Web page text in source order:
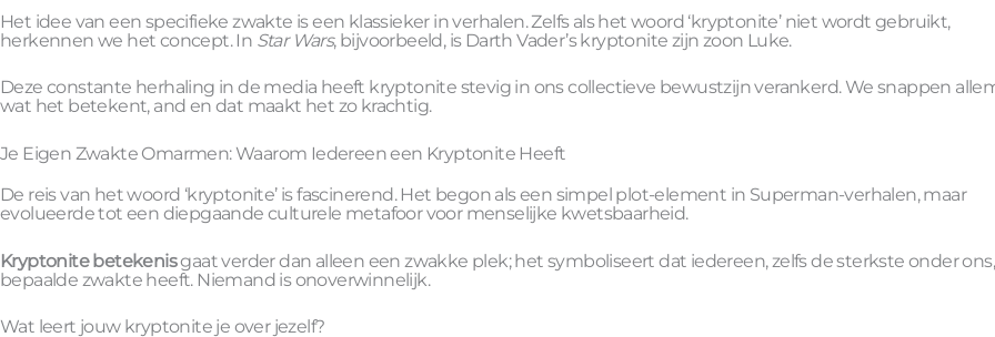
Het idee van een specifieke zwakte is een klassieker in verhalen. Zelfs als het woord ‘kryptonite’ niet wordt gebruikt,
herkennen we het concept. In Star Wars, bijvoorbeeld, is Darth Vader’s kryptonite zijn zoon Luke.
Deze constante herhaling in de media heeft kryptonite stevig in ons collectieve bewustzijn verankerd. We snappen
wat het betekent, and en dat maakt het zo krachtig.
Je Eigen Zwakte Omarmen: Waarom Iedereen een Kryptonite Heeft
De reis van het woord ‘kryptonite’ is fascinerend. Het begon als een simpel plot-element in Superman-verhalen, maar
evolueerde tot een diepgaande culturele metafoor voor menselijke kwetsbaarheid.
Kryptonite betekenisgaat verder dan alleen een zwakke plek; het symboliseert dat iedereen, zelfs de sterkste onder
bepaalde zwakte heeft. Niemand is onoverwinnelijk.
Wat leert jouw kryptonite je over jezelf?